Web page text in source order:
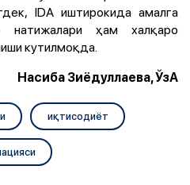
IDA иштирокида амалга
натижалари ҳам халқаро
кутилмоқда.
Насиба Зиёдуллаева, ЎзА
иқтисодиёт